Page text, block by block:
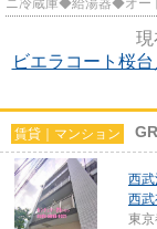
ニ冷蔵庫◆給湯器◆オー
現
ビエラコート桜
賃貸｜マンション
西武
西
東